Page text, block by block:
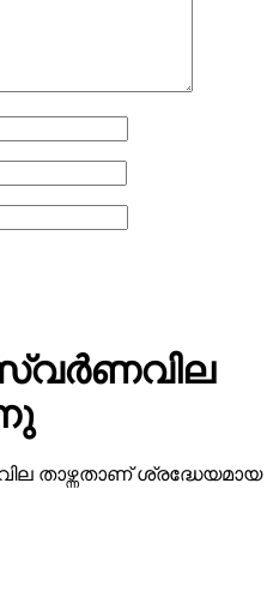
താഴ്ന്നതാണ് ശ്രദ്ധേയമായ